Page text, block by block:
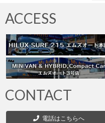
の
ペ
ー
ジ
送
り
ACCESS
CONTACT
電話はこちらへ